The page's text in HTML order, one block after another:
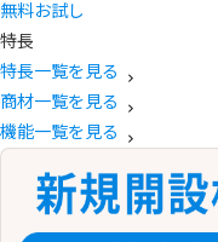
無料お試し
特長
特長一覧を見る
商材一覧を見る
機能一覧を見る